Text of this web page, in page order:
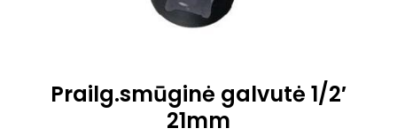
Prailg.smūginė galvutė 1/2′
21mm